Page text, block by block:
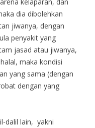
dia dibolehkan
jiwanya, dengan
penyakit yang
jasad atau jiwanya,
maka kondisi
yang sama (dengan
dengan yang
dalil lain, yakni